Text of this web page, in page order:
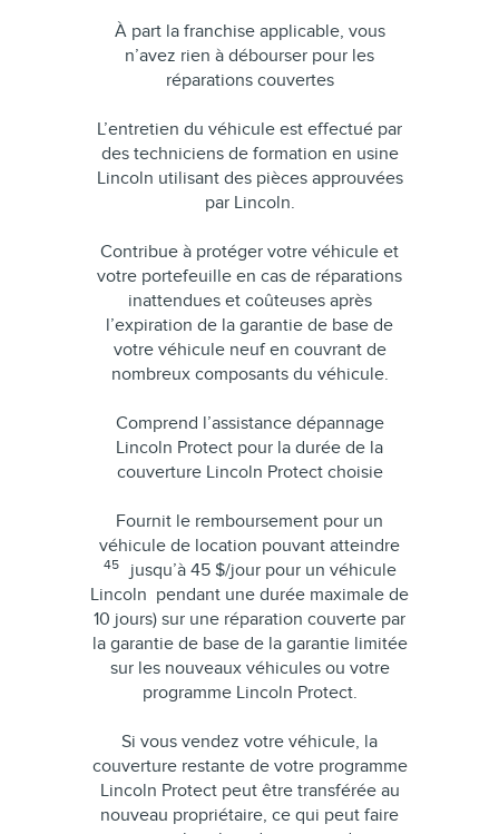
À part la franchise applicable, vous
n’avez rien à débourser pour les
réparations couvertes
L’entretien du véhicule est effectué par
des techniciens de formation en usine
Lincoln utilisant des pièces approuvées
par Lincoln.
Contribue à protéger votre véhicule et
votre portefeuille en cas de réparations
inattendues et coûteuses après
l’expiration de la garantie de base de
votre véhicule neuf en couvrant de
nombreux composants du véhicule.
Comprend l’assistance dépannage
Lincoln Protect pour la durée de la
couverture Lincoln Protect choisie
Fournit le remboursement pour un
véhicule de location pouvant atteindre
45
jusqu’à 45 $/jour pour un véhicule
Lincoln pendant une durée maximale de
10 jours) sur une réparation couverte par
la garantie de base de la garantie limitée
sur les nouveaux véhicules ou votre
programme Lincoln Protect.
Si vous vendez votre véhicule, la
couverture restante de votre programme
Lincoln Protect peut être transférée au
nouveau propriétaire, ce qui peut faire